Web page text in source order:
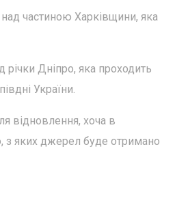
частиною Харківщини, яка
Дніпро, яка проходить
України.
відновлення, хоча в
з яких джерел буде отримано